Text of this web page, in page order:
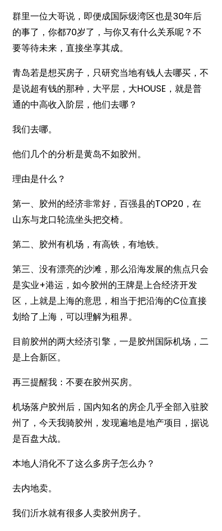
群里一位大哥说，即便成国际级湾区也是30年后
的事了，你都70岁了，与你又有什么关系呢？不
要等待未来，直接坐享其成。
青岛若是想买房子，只研究当地有钱人去哪买，不
是说超有钱的那种，大平层，大HOUSE，就是普
通的中高收入阶层，他们去哪？
我们去哪。
他们几个的分析是黄岛不如胶州。
理由是什么？
第一、胶州的经济非常好，百强县的TOP20，在
山东与龙口轮流坐头把交椅。
第二、胶州有机场，有高铁，有地铁。
第三、没有漂亮的沙滩，那么沿海发展的焦点只会
是实业+港运，如今胶州的王牌是上合经济开发
区，上就是上海的意思，相当于把沿海的C位直接
划给了上海，可以理解为租界。
目前胶州的两大经济引擎，一是胶州国际机场，二
是上合新区。
再三提醒我：不要在胶州买房。
机场落户胶州后，国内知名的房企几乎全部入驻胶
州了，今天我骑胶州，发现遍地是地产项目，据说
是百盘大战。
本地人消化不了这么多房子怎么办？
去内地卖。
我们沂水就有很多人卖胶州房子。